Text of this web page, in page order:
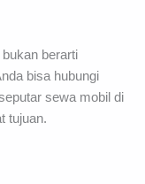
berarti
bisa hubungi
sewa mobil di
tujuan.